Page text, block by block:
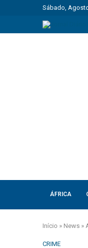
Sábado,
ÁFRICA
Início » News »
CRIME